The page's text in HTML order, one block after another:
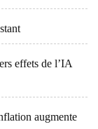
effets de l’IA
augmente